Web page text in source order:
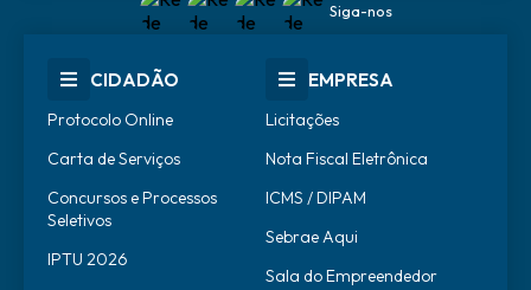
Siga-nos
CIDADÃO
Protocolo Online
Carta de Serviços
Concursos e Processos
Seletivos
IPTU 2026
EMPRESA
Licitações
Nota Fiscal Eletrônica
ICMS / DIPAM
Sebrae Aqui
Sala do Empreendedor